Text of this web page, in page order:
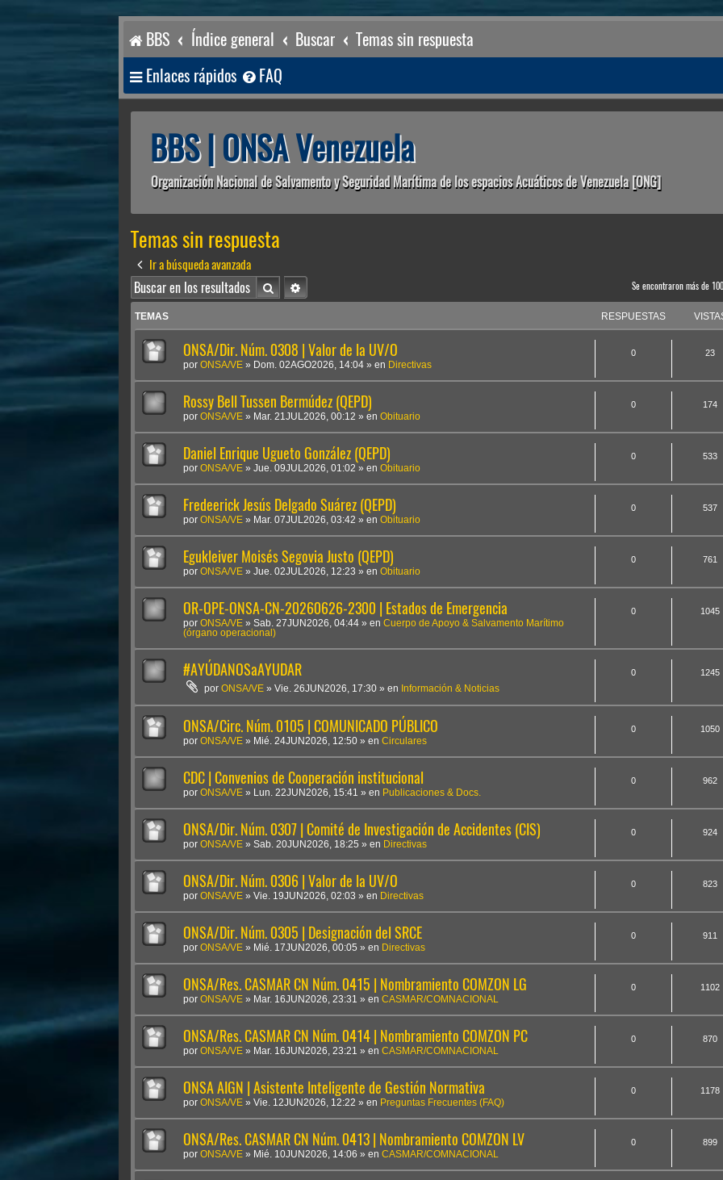
BBS Índice general Buscar Temas sin respuesta
Enlaces rápidos FAQ
BBS | ONSA Venezuela
Organización Nacional de Salvamento y Seguridad Marítima de los espacios Acuáticos de Venezuela [ONG]
Temas sin respuesta
Ir a búsqueda avanzada
BuscarBúsqueda avanzada Se encontraron más de
TEMAS RESPUESTAS
ONSA/Dir. Núm. 0308 | Valor de la UV/O
por ONSA/VE » Dom. 02AGO2026, 14:04 » en Directivas
0 23
Rossy Bell Tussen Bermúdez (QEPD)
por ONSA/VE » Mar. 21JUL2026, 00:12 » en Obituario
0 174
Daniel Enrique Ugueto González (QEPD)
por ONSA/VE » Jue. 09JUL2026, 01:02 » en Obituario
0 533
Fredeerick Jesús Delgado Suárez (QEPD)
por ONSA/VE » Mar. 07JUL2026, 03:42 » en Obituario
0 537
Egukleiver Moisés Segovia Justo (QEPD)
por ONSA/VE » Jue. 02JUL2026, 12:23 » en Obituario
0 761
OR-OPE-ONSA-CN-20260626-2300 | Estados de Emergencia
por ONSA/VE » Sab. 27JUN2026, 04:44 » en Cuerpo de Apoyo & Salvamento Marítimo
(órgano operacional)
0 1045
#AYÚDANOSaAYUDAR
porONSA/VE »Vie. 26JUN2026, 17:30 » en Información & Noticias
0 1245
ONSA/Circ. Núm. 0105 | COMUNICADO PÚBLICO
por ONSA/VE » Mié. 24JUN2026, 12:50 » en Circulares
0 1050
CDC | Convenios de Cooperación institucional
por ONSA/VE » Lun. 22JUN2026, 15:41 » en Publicaciones & Docs.
0 962
ONSA/Dir. Núm. 0307 | Comité de Investigación de Accidentes (CIS)
por ONSA/VE » Sab. 20JUN2026, 18:25 » en Directivas
0 924
ONSA/Dir. Núm. 0306 | Valor de la UV/O
por ONSA/VE » Vie. 19JUN2026, 02:03 » en Directivas
0 823
ONSA/Dir. Núm. 0305 | Designación del SRCE
por ONSA/VE » Mié. 17JUN2026, 00:05 » en Directivas
0 911
ONSA/Res. CASMAR CN Núm. 0415 | Nombramiento COMZON LG
por ONSA/VE » Mar. 16JUN2026, 23:31 » en CASMAR/COMNACIONAL
0 1102
ONSA/Res. CASMAR CN Núm. 0414 | Nombramiento COMZON PC
por ONSA/VE » Mar. 16JUN2026, 23:21 » en CASMAR/COMNACIONAL
0 870
ONSA AIGN | Asistente Inteligente de Gestión Normativa
por ONSA/VE » Vie. 12JUN2026, 12:22 » en Preguntas Frecuentes (FAQ)
0 1178
ONSA/Res. CASMAR CN Núm. 0413 | Nombramiento COMZON LV
por ONSA/VE » Mié. 10JUN2026, 14:06 » en CASMAR/COMNACIONAL
0 899